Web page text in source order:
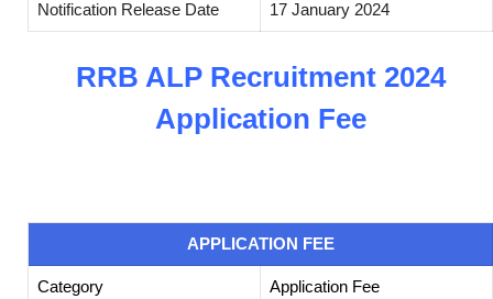
Notification Release Date 17 January 2024
RRB ALP Recruitment 2024
Application Fee
APPLICATION FEE
Category Application Fee